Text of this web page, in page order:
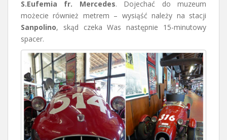
S.Eufemia fr. Mercedes. Dojechać do muzeum
możecie również metrem – wysiąść należy na stacji
Sanpolino, skąd czeka Was następnie 15-minutowy
spacer.